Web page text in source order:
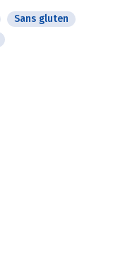
Sans gluten